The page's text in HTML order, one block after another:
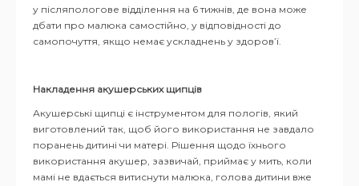
у післяпологове відділення на 6 тижнів, де вона може
дбати про малюка самостійно, у відповідності до
самопочуття, якщо немає ускладнень у здоров’ї.
Накладення акушерських щипців
Акушерські щипці є інструментом для пологів, який
виготовлений так, щоб його використання не завдало
поранень дитині чи матері. Рішення щодо їхнього
використання акушер, зазвичай, приймає у мить, коли
мамі не вдається витиснути малюка, голова дитини вже